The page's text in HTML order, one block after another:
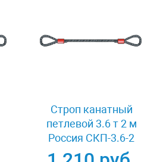
Строп канатный
петлевой 3.6 т 2 м
Россия СКП-3.6-2